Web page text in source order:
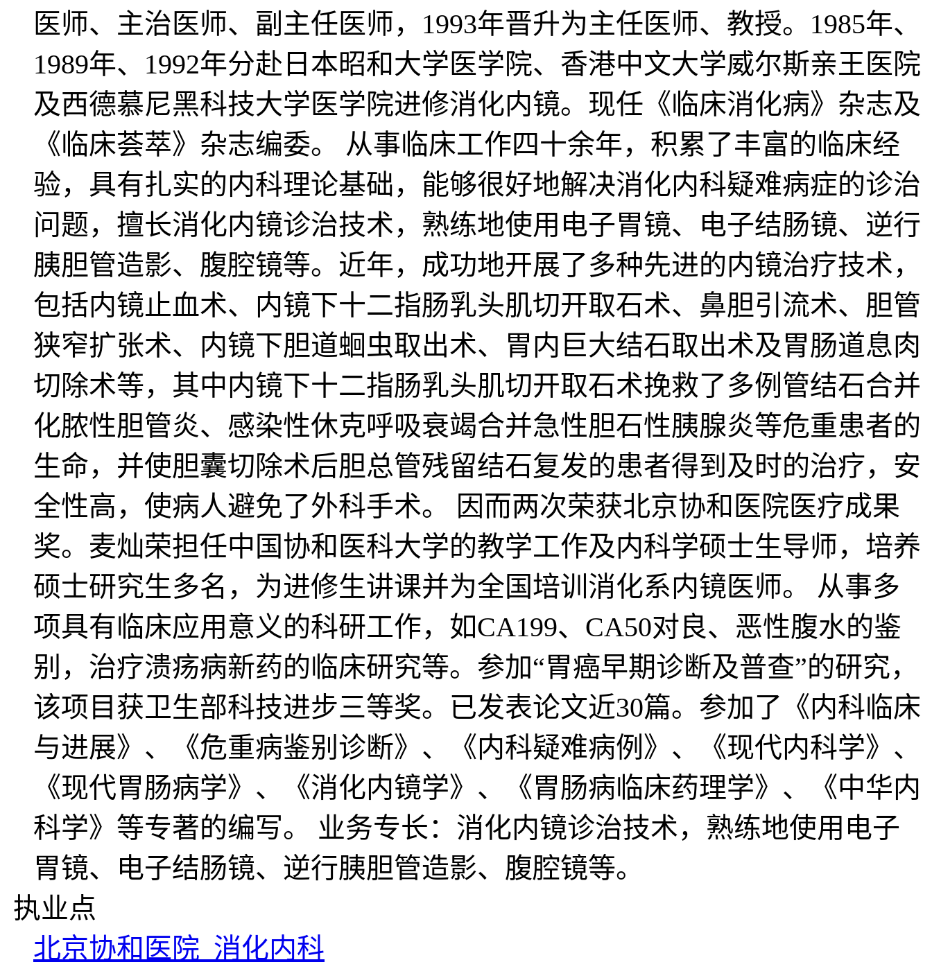
医师、主治医师、副主任医师，1993年晋升为主任医师、教授。1985年、
1989年、1992年分赴日本昭和大学医学院、香港中文大学威尔斯亲王医院
及西德慕尼黑科技大学医学院进修消化内镜。现任《临床消化病》杂志及
《临床荟萃》杂志编委。 从事临床工作四十余年，积累了丰富的临床经
验，具有扎实的内科理论基础，能够很好地解决消化内科疑难病症的诊治
问题，擅长消化内镜诊治技术，熟练地使用电子胃镜、电子结肠镜、逆行
胰胆管造影、腹腔镜等。近年，成功地开展了多种先进的内镜治疗技术，
包括内镜止血术、内镜下十二指肠乳头肌切开取石术、鼻胆引流术、胆管
狭窄扩张术、内镜下胆道蛔虫取出术、胃内巨大结石取出术及胃肠道息肉
切除术等，其中内镜下十二指肠乳头肌切开取石术挽救了多例管结石合并
化脓性胆管炎、感染性休克呼吸衰竭合并急性胆石性胰腺炎等危重患者的
生命，并使胆囊切除术后胆总管残留结石复发的患者得到及时的治疗，安
全性高，使病人避免了外科手术。 因而两次荣获北京协和医院医疗成果
奖。麦灿荣担任中国协和医科大学的教学工作及内科学硕士生导师，培养
硕士研究生多名，为进修生讲课并为全国培训消化系内镜医师。 从事多
项具有临床应用意义的科研工作，如CA199、CA50对良、恶性腹水的鉴
别，治疗溃疡病新药的临床研究等。参加“胃癌早期诊断及普查”的研究，
该项目获卫生部科技进步三等奖。已发表论文近30篇。参加了《内科临床
与进展》、《危重病鉴别诊断》、《内科疑难病例》、《现代内科学》、
《现代胃肠病学》、《消化内镜学》、《胃肠病临床药理学》、《中华内
科学》等专著的编写。 业务专长：消化内镜诊治技术，熟练地使用电子
胃镜、电子结肠镜、逆行胰胆管造影、腹腔镜等。
执业点
北京协和医院 消化内科